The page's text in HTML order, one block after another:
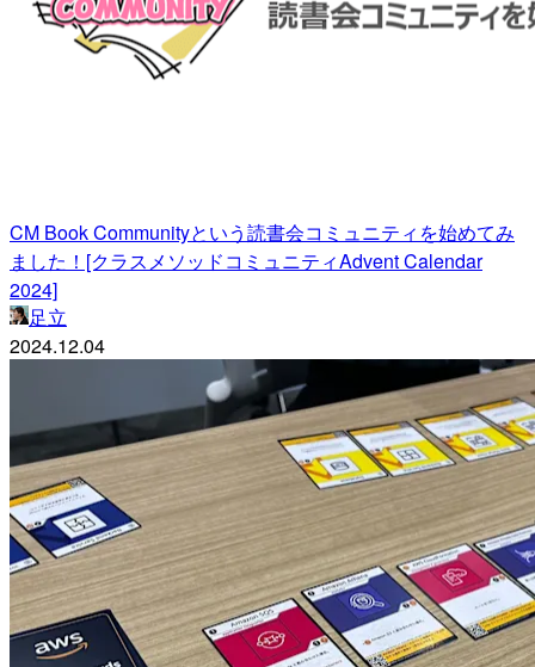
CM Book Communityという読書会コミュニティを始めてみ
ました！[クラスメソッドコミュニティAdvent Calendar
2024]
足立
2024.12.04